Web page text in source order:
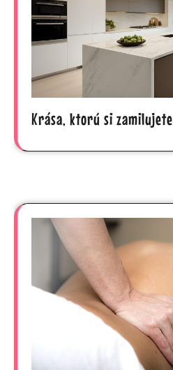
Krása, ktorú si zamilujete